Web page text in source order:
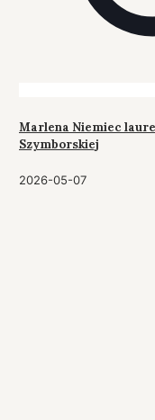
Marlena Niemiec
Szymborskiej
2026-05-07